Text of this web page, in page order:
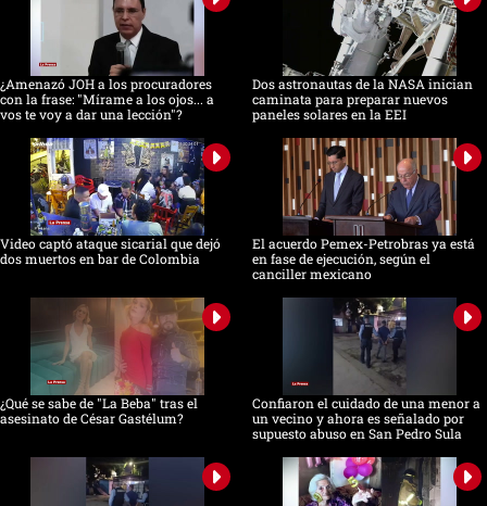
¿Amenazó JOH a los procuradores
con la frase: "Mírame a los ojos... a
vos te voy a dar una lección"?
Dos astronautas de la NASA inician
caminata para preparar nuevos
paneles solares en la EEI
Video captó ataque sicarial que dejó
dos muertos en bar de Colombia
El acuerdo Pemex-Petrobras ya está
en fase de ejecución, según el
canciller mexicano
¿Qué se sabe de "La Beba" tras el
asesinato de César Gastélum?
Confiaron el cuidado de una menor a
un vecino y ahora es señalado por
supuesto abuso en San Pedro Sula